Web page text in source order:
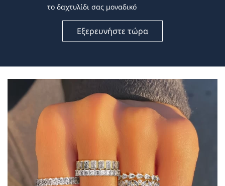
το δαχτυλίδι σας μοναδικό
Εξερευνήστε τώρα